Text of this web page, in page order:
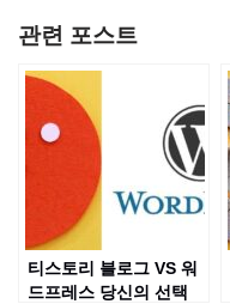
관련 포스트
티스토리 블로그 VS 워
드프레스 당신의 선택